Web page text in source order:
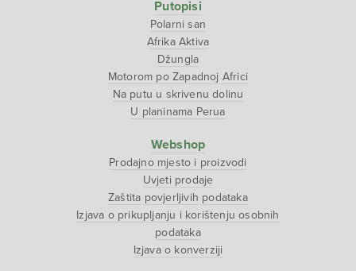
Putopisi
Polarni san
Afrika Aktiva
Džungla
Motorom po Zapadnoj Africi
Na putu u skrivenu dolinu
U planinama Perua
Webshop
Prodajno mjesto i proizvodi
Uvjeti prodaje
Zaštita povjerljivih podataka
Izjava o prikupljanju i korištenju osobnih
podataka
Izjava o konverziji